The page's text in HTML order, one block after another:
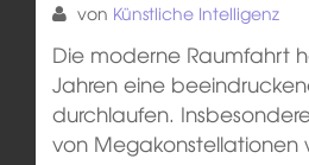
von Künstliche Intelligenz
Die moderne Raumfahrt
Jahren eine
durchlaufen.
von Megakonstellationen